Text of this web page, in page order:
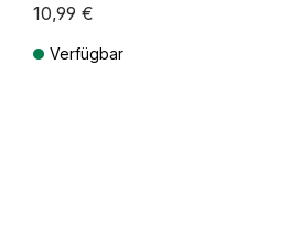
10,99 €
Verfügbar